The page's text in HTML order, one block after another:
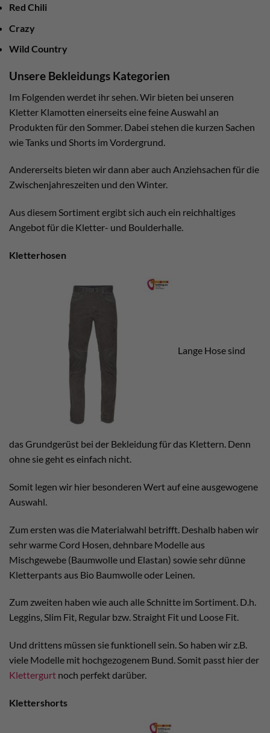
Red Chili
Crazy
Wild Country
Unsere Bekleidungs Kategorien
Im Folgenden werdet ihr sehen. Wir bieten bei unseren
Kletter Klamotten einerseits eine feine Auswahl an
Produkten für den Sommer. Dabei stehen die kurzen Sachen
wie Tanks und Shorts im Vordergrund.
Andererseits bieten wir dann aber auch Anziehsachen für die
Zwischenjahreszeiten und den Winter.
Aus diesem Sortiment ergibt sich auch ein reichhaltiges
Angebot für die Kletter- und Boulderhalle.
Kletterhosen
Lange Hose sind
das Grundgerüst bei der Bekleidung für das Klettern. Denn
ohne sie geht es einfach nicht.
Somit legen wir hier besonderen Wert auf eine ausgewogene
Auswahl.
Zum ersten was die Materialwahl betrifft. Deshalb haben wir
sehr warme Cord Hosen, dehnbare Modelle aus
Mischgewebe (Baumwolle und Elastan) sowie sehr dünne
Kletterpants aus Bio Baumwolle oder Leinen.
Zum zweiten haben wie auch alle Schnitte im Sortiment. D.h.
Leggins, Slim Fit, Regular bzw. Straight Fit und Loose Fit.
Und drittens müssen sie funktionell sein. So haben wir z.B.
viele Modelle mit hochgezogenem Bund. Somit passt hier der
Klettergurt noch perfekt darüber.
Klettershorts